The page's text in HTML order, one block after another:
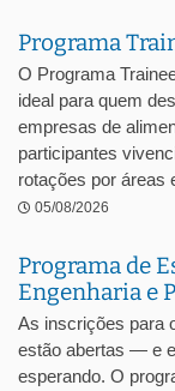
Programa
O Programa
ideal para quem
empresas de
participantes
rotações por áreas
05/08/2026
Programa de
Engenharia e
As inscrições para
estão abertas — e
esperando. O